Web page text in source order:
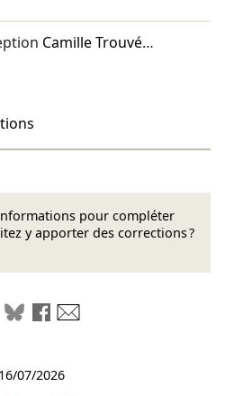
Camille Trouvé…
pour compléter
y apporter des corrections ?
le liensur LinkedIn
Partager sur Mastodon
Partager sur Bluesky
Partager sur Facebook
16/07/2026